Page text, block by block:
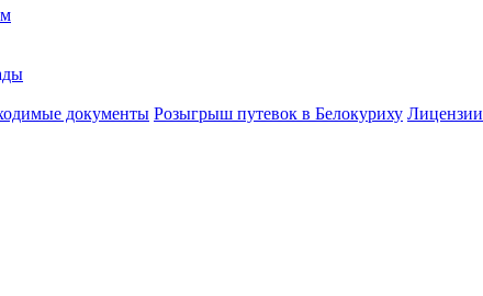
документы Розыгрыш путевок в Белокуриху